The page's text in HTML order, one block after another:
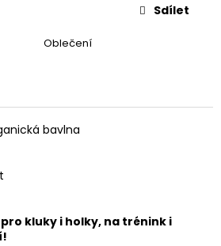
Oblečení
Sdílet
bavlna
kluky i holky, na trénink i